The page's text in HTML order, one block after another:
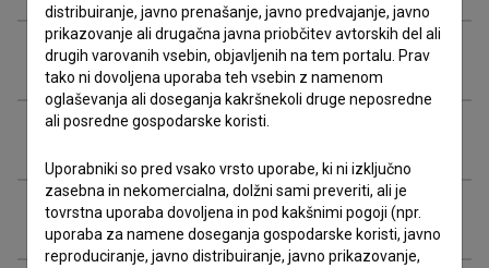
Ekipa
Organizacije
Glasba
distribuiranje, javno prenašanje, javno predvajanje, javno
prikazovanje ali drugačna javna priobčitev avtorskih del ali
drugih varovanih vsebin, objavljenih na tem portalu. Prav
tako ni dovoljena uporaba teh vsebin z namenom
oglaševanja ali doseganja kakršnekoli druge neposredne
ali posredne gospodarske koristi.
Uporabniki so pred vsako vrsto uporabe, ki ni izključno
zasebna in nekomercialna, dolžni sami preveriti, ali je
tovrstna uporaba dovoljena in pod kakšnimi pogoji (npr.
uporaba za namene doseganja gospodarske koristi, javno
reproduciranje, javno distribuiranje, javno prikazovanje,